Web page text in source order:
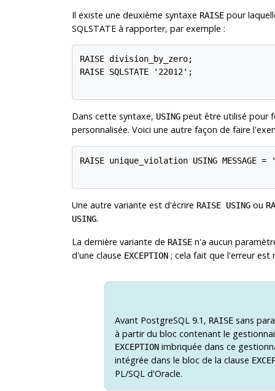
Il existe une deuxième syntaxe RAISEpour
SQLSTATE à rapporter, par exemple :
RAISE division_by_zero;
RAISE SQLSTATE '22012';
Dans cette syntaxe, USINGpeut être utilisé pour
personnalisée. Voici une autre façon de faire
RAISE unique_violation USING
Une autre variante est d'écrire RAISE USINGou
USING.
La dernière variante de RAISEn'a aucun
d'une clause EXCEPTION; cela fait que l'erreur est
Avant PostgreSQL 9.1, RAISE sans
à partir du bloc contenant le
EXCEPTION imbriquée dans ce
intégrée dans le bloc de la clause
PL/SQL d'Oracle.